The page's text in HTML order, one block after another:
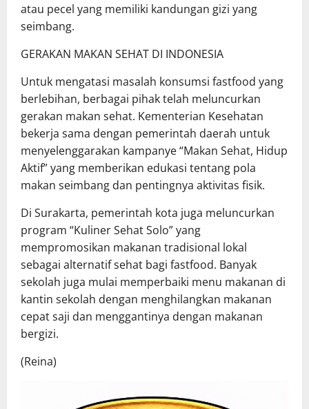
atau pecel yang memiliki kandungan gizi yang
seimbang.
GERAKAN MAKAN SEHAT DI INDONESIA
Untuk mengatasi masalah konsumsi fastfood yang
berlebihan, berbagai pihak telah meluncurkan
gerakan makan sehat. Kementerian Kesehatan
bekerja sama dengan pemerintah daerah untuk
menyelenggarakan kampanye “Makan Sehat, Hidup
Aktif” yang memberikan edukasi tentang pola
makan seimbang dan pentingnya aktivitas fisik.
Di Surakarta, pemerintah kota juga meluncurkan
program “Kuliner Sehat Solo” yang
mempromosikan makanan tradisional lokal
sebagai alternatif sehat bagi fastfood. Banyak
sekolah juga mulai memperbaiki menu makanan di
kantin sekolah dengan menghilangkan makanan
cepat saji dan menggantinya dengan makanan
bergizi.
(Reina)